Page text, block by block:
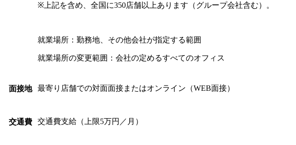
※上記を含め、全国に350店舗以上あります（グループ会社含む）。
就業場所：勤務地、その他会社が指定する範囲
就業場所の変更範囲：会社の定めるすべてのオフィス
面接地 最寄り店舗での対面面接またはオンライン（WEB面接）
交通費 交通費支給（上限5万円／月）